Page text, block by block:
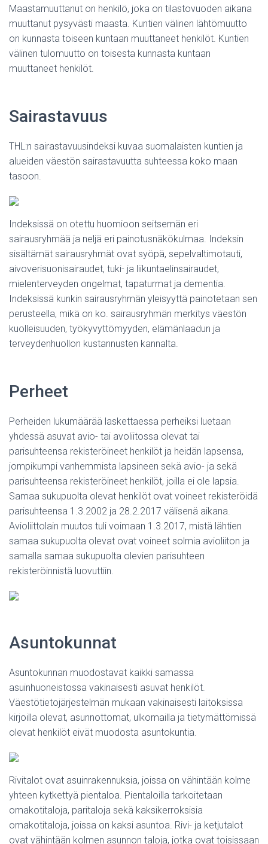
Maastamuuttanut on henkilö, joka on tilastovuoden aikana
muuttanut pysyvästi maasta. Kuntien välinen lähtömuutto
on kunnasta toiseen kuntaan muuttaneet henkilöt. Kuntien
välinen tulomuutto on toisesta kunnasta kuntaan
muuttaneet henkilöt.
Sairastavuus
THL:n sairastavuusindeksi kuvaa suomalaisten kuntien ja
alueiden väestön sairastavuutta suhteessa koko maan
tasoon.
Indeksissä on otettu huomioon seitsemän eri
sairausryhmää ja neljä eri painotusnäkökulmaa. Indeksin
sisältämät sairausryhmät ovat syöpä, sepelvaltimotauti,
aivoverisuonisairaudet, tuki- ja liikuntaelinsairaudet,
mielenterveyden ongelmat, tapaturmat ja dementia.
Indeksissä kunkin sairausryhmän yleisyyttä painotetaan sen
perusteella, mikä on ko. sairausryhmän merkitys väestön
kuolleisuuden, työkyvyttömyyden, elämänlaadun ja
terveydenhuollon kustannusten kannalta.
Perheet
Perheiden lukumäärää laskettaessa perheiksi luetaan
yhdessä asuvat avio- tai avoliitossa olevat tai
parisuhteensa rekisteröineet henkilöt ja heidän lapsensa,
jompikumpi vanhemmista lapsineen sekä avio- ja sekä
parisuhteensa rekisteröineet henkilöt, joilla ei ole lapsia.
Samaa sukupuolta olevat henkilöt ovat voineet rekisteröidä
parisuhteensa 1.3.2002 ja 28.2.2017 välisenä aikana.
Avioliittolain muutos tuli voimaan 1.3.2017, mistä lähtien
samaa sukupuolta olevat ovat voineet solmia avioliiton ja
samalla samaa sukupuolta olevien parisuhteen
rekisteröinnistä luovuttiin.
Asuntokunnat
Asuntokunnan muodostavat kaikki samassa
asuinhuoneistossa vakinaisesti asuvat henkilöt.
Väestötietojärjestelmän mukaan vakinaisesti laitoksissa
kirjoilla olevat, asunnottomat, ulkomailla ja tietymättömissä
olevat henkilöt eivät muodosta asuntokuntia.
Rivitalot ovat asuinrakennuksia, joissa on vähintään kolme
yhteen kytkettyä pientaloa. Pientaloilla tarkoitetaan
omakotitaloja, paritaloja sekä kaksikerroksisia
omakotitaloja, joissa on kaksi asuntoa. Rivi- ja ketjutalot
ovat vähintään kolmen asunnon taloja, jotka ovat toisissaan